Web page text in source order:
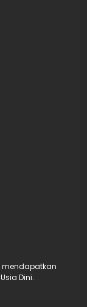
mendapatkan
Dini.